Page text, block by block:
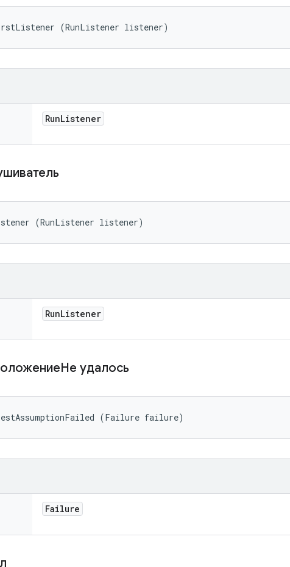
(RunListener listener)
RunListener
(RunListener listener)
RunListener
удалось
(Failure failure)
Failure